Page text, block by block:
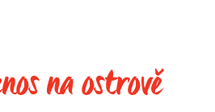
na ostrově